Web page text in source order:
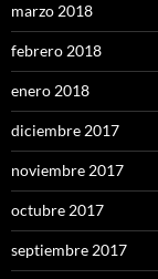
marzo 2018
febrero 2018
enero 2018
diciembre 2017
noviembre 2017
octubre 2017
septiembre 2017